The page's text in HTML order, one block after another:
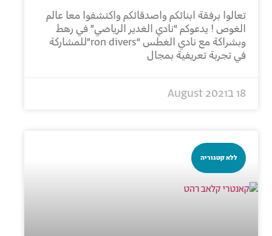
تعالوا برفقة ابنائكم واصدقائكم واكتشفوا معا عالم
الغوص ! يدعوكم “نادي الغدير الرياضي” في رهط
وبشراكة مع نادي الغطس “ron divers”للمشاركة
في تجربة تعريفية بمجال
18 בAugust 2021
ללא קטגוריה